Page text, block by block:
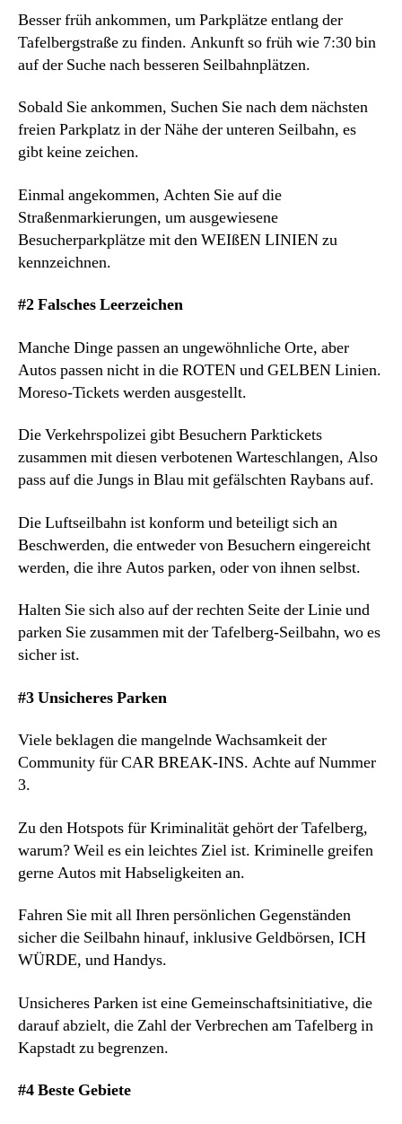
Besser früh ankommen, um Parkplätze entlang der
Tafelbergstraße zu finden. Ankunft so früh wie 7:30 bin
auf der Suche nach besseren Seilbahnplätzen.
Sobald Sie ankommen, Suchen Sie nach dem nächsten
freien Parkplatz in der Nähe der unteren Seilbahn, es
gibt keine zeichen.
Einmal angekommen, Achten Sie auf die
Straßenmarkierungen, um ausgewiesene
Besucherparkplätze mit den WEIßEN LINIEN zu
kennzeichnen.
#2 Falsches Leerzeichen
Manche Dinge passen an ungewöhnliche Orte, aber
Autos passen nicht in die ROTEN und GELBEN Linien.
Moreso-Tickets werden ausgestellt.
Die Verkehrspolizei gibt Besuchern Parktickets
zusammen mit diesen verbotenen Warteschlangen, Also
pass auf die Jungs in Blau mit gefälschten Raybans auf.
Die Luftseilbahn ist konform und beteiligt sich an
Beschwerden, die entweder von Besuchern eingereicht
werden, die ihre Autos parken, oder von ihnen selbst.
Halten Sie sich also auf der rechten Seite der Linie und
parken Sie zusammen mit der Tafelberg-Seilbahn, wo es
sicher ist.
#3 Unsicheres Parken
Viele beklagen die mangelnde Wachsamkeit der
Community für CAR BREAK-INS. Achte auf Nummer
3.
Zu den Hotspots für Kriminalität gehört der Tafelberg,
warum? Weil es ein leichtes Ziel ist. Kriminelle greifen
gerne Autos mit Habseligkeiten an.
Fahren Sie mit all Ihren persönlichen Gegenständen
sicher die Seilbahn hinauf, inklusive Geldbörsen, ICH
WÜRDE, und Handys.
Unsicheres Parken ist eine Gemeinschaftsinitiative, die
darauf abzielt, die Zahl der Verbrechen am Tafelberg in
Kapstadt zu begrenzen.
#4 Beste Gebiete